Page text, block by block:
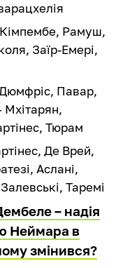
Рамуш,
Заїр-Емері,
Павар,
Мхітарян,
Тюрам
Де Врей,
Аслані,
Таремі
– надія
Неймара в
змінився?